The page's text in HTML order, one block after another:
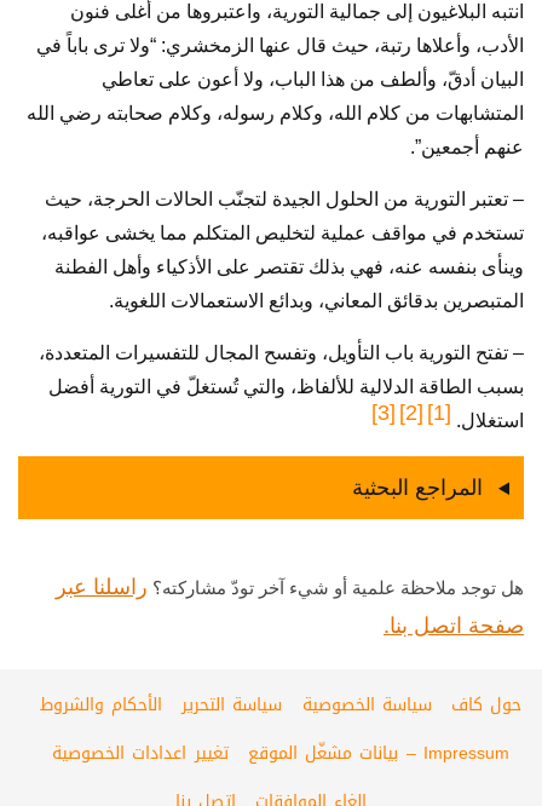
انتبه البلاغيون إلى جمالية التورية، واعتبروها من أغلى فنون
الأدب، وأعلاها رتبة، حيث قال عنها الزمخشري: “ولا ترى باباً في
البيان أدقّ، وألطف من هذا الباب، ولا أعون على تعاطي
المتشابهات من كلام الله، وكلام رسوله، وكلام صحابته رضي الله
عنهم أجمعين”.
– تعتبر التورية من الحلول الجيدة لتجنّب الحالات الحرجة، حيث
تستخدم في مواقف عملية لتخليص المتكلم مما يخشى عواقبه،
وينأى بنفسه عنه، فهي بذلك تقتصر على الأذكياء وأهل الفطنة
المتبصرين بدقائق المعاني، وبدائع الاستعمالات اللغوية.
– تفتح التورية باب التأويل، وتفسح المجال للتفسيرات المتعددة،
بسبب الطاقة الدلالية للألفاظ، والتي تُستغلّ في التورية أفضل
استغلال. [1]
[2]
[3]
المراجع البحثية
هل توجد ملاحظة علمية أو شيء آخر تودّ مشاركته؟ راسلنا عبر
صفحة اتصل بنا.
حول كاف سياسة الخصوصية سياسة التحرير
الأحكام والشروط
Impressum – بيانات مشغّل الموقع
تغيير اعدادات الخصوصية